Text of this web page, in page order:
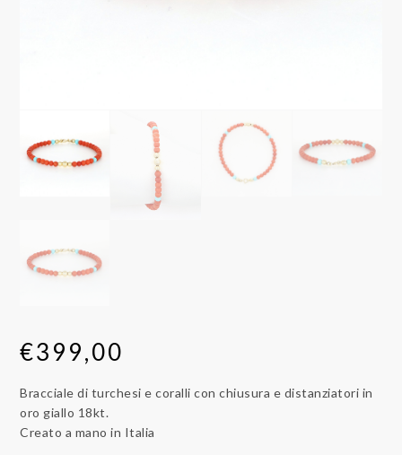
€399,00
Bracciale di turchesi e coralli con chiusura e distanziatori in
oro giallo 18kt.
Creato a mano in Italia